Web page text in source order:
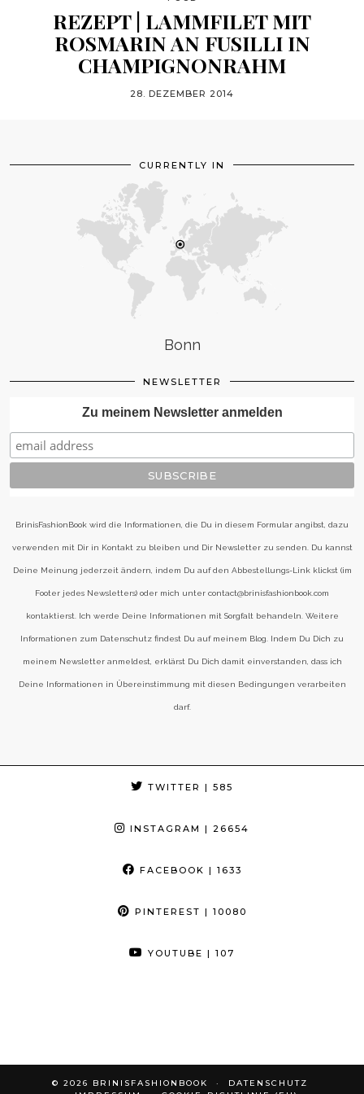
REZEPT | LAMMFILET MIT
ROSMARIN AN FUSILLI IN
CHAMPIGNONRAHM
28. DEZEMBER 2014
CURRENTLY IN
Bonn
NEWSLETTER
Zu meinem Newsletter anmelden
BrinisFashionBook wird die Informationen, die Du in diesem Formular angibst, dazu
verwenden mit Dir in Kontakt zu bleiben und Dir Newsletter zu senden. Du kannst
Deine Meinung jederzeit ändern, indem Du auf den Abbestellungs-Link klickst (im
Footer jedes Newsletters) oder mich unter contact@brinisfashionbook.com
kontaktierst. Ich werde Deine Informationen mit Sorgfalt behandeln. Weitere
Informationen zum Datenschutz findest Du auf meinem Blog. Indem Du Dich zu
meinem Newsletter anmeldest, erklärst Du Dich damit einverstanden, dass ich
Deine Informationen in Übereinstimmung mit diesen Bedingungen verarbeiten
darf.
TWITTER | 585
INSTAGRAM | 26654
FACEBOOK | 1633
PINTEREST | 10080
YOUTUBE | 107
© 2026 BRINISFASHIONBOOK
DATENSCHUTZ